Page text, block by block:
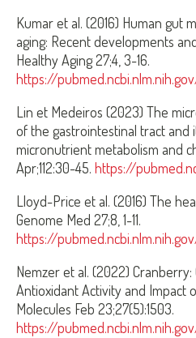
Kumar et al. (2016) Human gut
aging: Recent developments
Healthy Aging 27;4, 3-16.
https://
Lin et Medeiros (2023) The
of the gastrointestinal tract and
micronutrient metabolism and
Apr;112:30-45. https://
Lloyd-Price et al. (2016) The
Genome Med 27;8, 1-11.
https://
Nemzer et al. (2022) Cranberry:
Antioxidant Activity and Impact
Molecules Feb 23;27(5):1503.
https://